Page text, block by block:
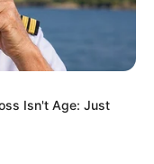
Isn't Age: Just